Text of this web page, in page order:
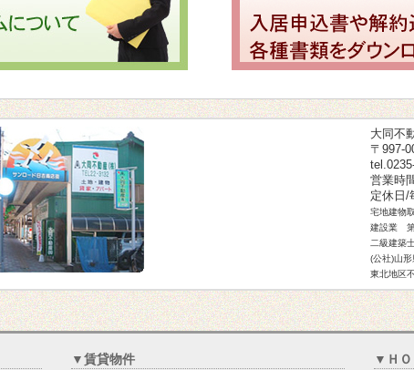
大同不
〒997-
営業時
定休日/
宅地建物
建設業
二級建築
(公社)山
東北地区
▼賃貸物件 ▼ＨＯ